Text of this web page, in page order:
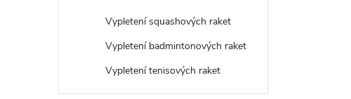
Vypletení squashových raket
Vypletení badmintonových raket
Vypletení tenisových raket